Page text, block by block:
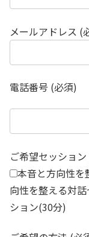
メールアドレス (
電話番号 (必須)
ご希望セッショ
本音と方向性を
向性を整える対
ション(30分)